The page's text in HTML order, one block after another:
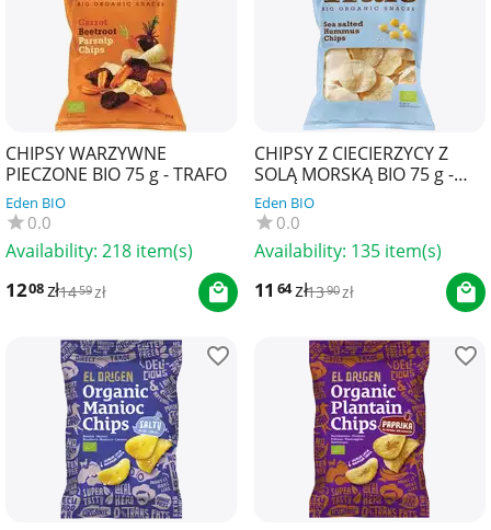
CHIPSY WARZYWNE
PIECZONE BIO 75 g - TRAFO
Eden BIO
0.0
Availability: 218 item(s)
1208zł1459zł
CHIPSY Z CIECIERZYCY Z
SOLĄ MORSKĄ BIO 75 g -
TRAFO
Eden BIO
0.0
Availability: 135 item(s)
11 64zł1390zł